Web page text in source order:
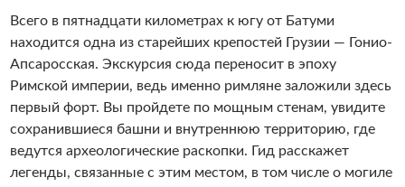
Всего в пятнадцати километрах к югу от Батуми
находится одна из старейших крепостей Грузии — Гонио-
Апсаросская. Экскурсия сюда переносит в эпоху
Римской империи, ведь именно римляне заложили здесь
первый форт. Вы пройдете по мощным стенам, увидите
сохранившиеся башни и внутреннюю территорию, где
ведутся археологические раскопки. Гид расскажет
легенды, связанные с этим местом, в том числе о могиле